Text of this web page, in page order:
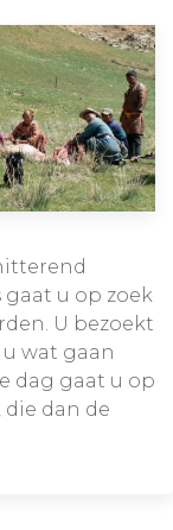
u op zoek
U bezoekt
wat gaan
dag gaat u op
, die dan de